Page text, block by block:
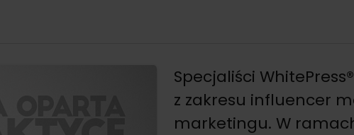
Specjaliści
z zakresu influencer
marketingu. W